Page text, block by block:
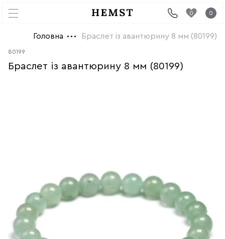
0 0
Головна Браслет із авантюрину 8 мм (80199)
80199
Браслет із авантюрину 8 мм (80199)